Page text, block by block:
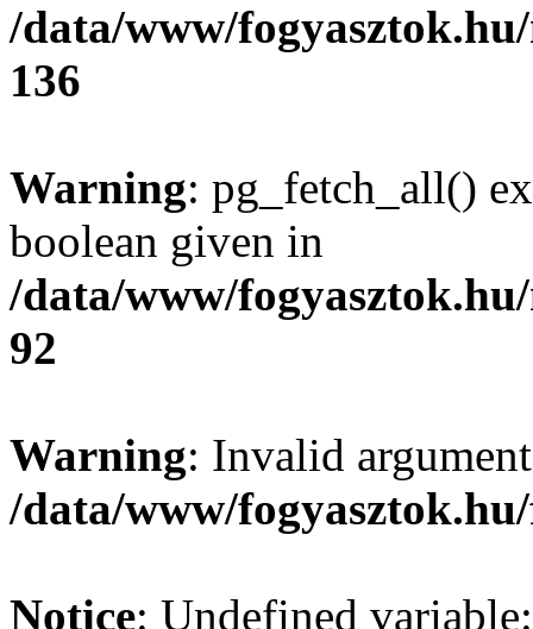
/data/www/
136
Warning: pg_fetch_all()
boolean given in
/data/www/
92
Warning: Invalid
/data/www/
Notice: Undefined